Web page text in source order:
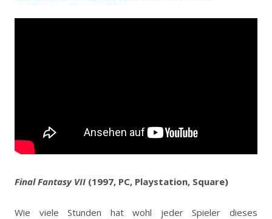
Final Fantasy VII (1997, PC, Playstation, Square)
Wie viele Stunden hat wohl jeder Spieler dieses